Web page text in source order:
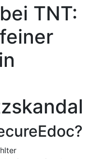
TNT: